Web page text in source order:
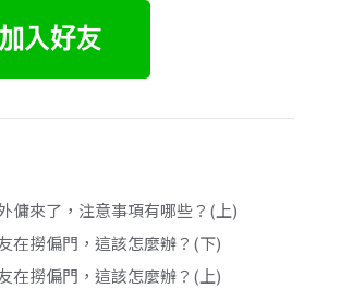
傭來了，注意事項有哪些？(上)
在撈偏門，這該怎麼辦？(下)
在撈偏門，這該怎麼辦？(上)